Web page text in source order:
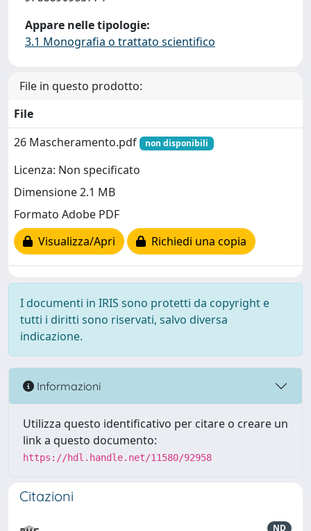
Appare nelle tipologie:
3.1 Monografia o trattato scientifico
File in questo prodotto:
File
26 Mascheramento.pdf
non disponibili
Licenza: Non specificato
Dimensione 2.1 MB
Formato Adobe PDF
Visualizza/Apri
Richiedi una copia
I documenti in IRIS sono protetti da copyright e
tutti i diritti sono riservati, salvo diversa
indicazione.
Informazioni
Utilizza questo identificativo per citare o creare un
link a questo documento:
https://hdl.handle.net/11580/92958
Citazioni
ND